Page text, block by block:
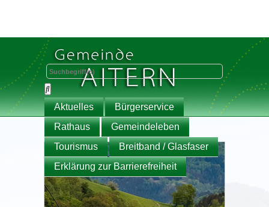
Aktuelles
Bürgerservice
Rathaus
Gemeindeleben
Tourismus
Breitband / Glasfaser
Erklärung zur Barrierefreiheit